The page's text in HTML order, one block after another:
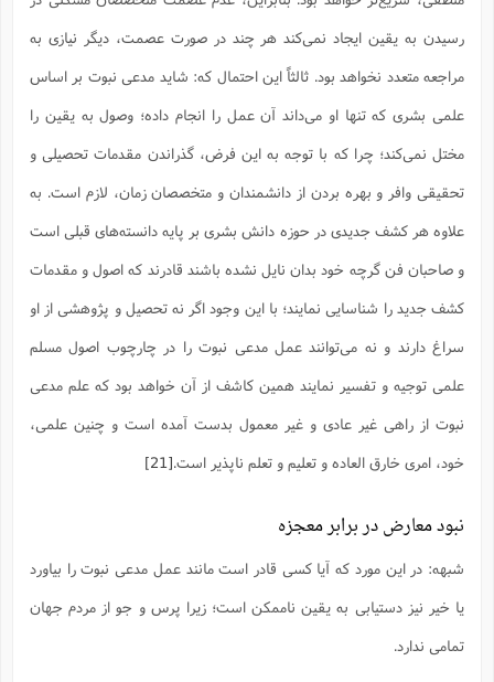
رسیدن به یقین ایجاد نمی‌کند هر چند در صورت عصمت، دیگر نیازی به
مراجعه متعدد نخواهد بود. ثالثاً این احتمال که: شاید مدعی نبوت بر اساس
علمی بشری که تنها او می‌داند آن عمل را انجام داده؛ وصول به یقین را
مختل نمی‌کند؛ چرا که با توجه به این فرض، گذراندن مقدمات تحصیلی و
تحقیقی وافر و بهره بردن از دانشمندان و متخصصان زمان، لازم است. به
علاوه هر کشف جدیدی در حوزه دانش بشری بر پایه دانسته‌‌های قبلی است
و صاحبان فن گرچه خود بدان نایل نشده باشند قادرند که اصول و مقدمات
کشف جدید را شناسایی نمایند؛ با این وجود اگر نه تحصیل و پژوهشی از او
سراغ دارند و نه می‌توانند عمل مدعی نبوت را در چارچوب اصول مسلم
علمی توجیه و تفسیر نمایند همین کاشف از آن خواهد بود که علم مدعی
نبوت از راهی غیر عادی و غیر معمول بدست آمده است و چنین علمی،
خود، امری خارق العاده و تعلیم و تعلم ناپذیر است.[21]
نبود معارض در برابر معجزه
شبهه: در این مورد که آیا کسی قادر است مانند عمل مدعی نبوت را بیاورد
یا خیر نیز دستیابی به یقین ناممکن است‌؛ زیرا پرس و جو از مردم جهان
تمامی ندارد.